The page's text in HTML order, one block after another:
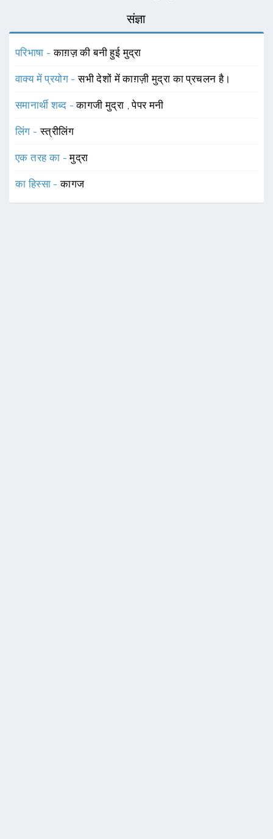
संज्ञा
परिभाषा -काग़ज़ की बनी हुई मुद्रा
वाक्य में प्रयोग -सभी देशों में काग़ज़ी मुद्रा का प्रचलन है।
समानार्थी शब्द -कागजी मुद्रा ,पेपर मनी
लिंग -स्त्रीलिंग
एक तरह का -मुद्रा
का हिस्सा -कागज